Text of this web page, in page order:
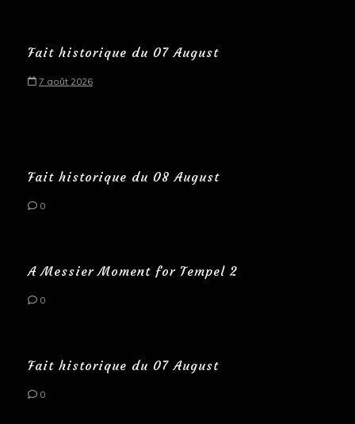
Fait historique du 07 August
7 août 2026
Fait historique du 08 August
0
A Messier Moment for Tempel 2
0
Fait historique du 07 August
0